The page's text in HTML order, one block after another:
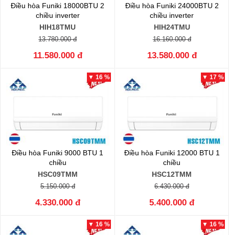
Điều hòa Funiki 18000BTU 2
chiều inverter
HIH18TMU
13.780.000 đ
11.580.000 đ
Điều hòa Funiki 24000BTU 2
chiều inverter
HIH24TMU
16.160.000 đ
13.580.000 đ
▼ 16 %
Điều hòa Funiki 9000 BTU 1
chiều
HSC09TMM
5.150.000 đ
4.330.000 đ
▼ 17 %
Điều hòa Funiki 12000 BTU 1
chiều
HSC12TMM
6.430.000 đ
5.400.000 đ
▼ 16 % ▼ 16 %